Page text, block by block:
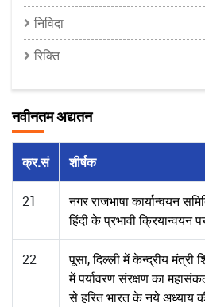
निविदा
रिक्ति
नवीनतम अद्यतन
क्र.सं शीर्षक
21
नगर राजभाषा कार्यान्वयन
हिंदी के प्रभावी क्रियान्वयन
22
पूसा, दिल्ली में केन्द्रीय मंत्री
में पर्यावरण संरक्षण का
से हरित भारत के नये अध्याय